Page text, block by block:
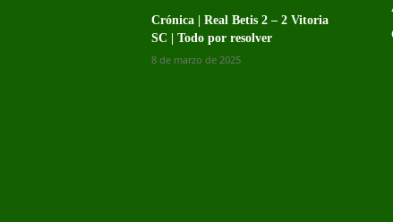
Crónica | Real Betis 2 – 2 Vitoria
SC | Todo por resolver
8 de marzo de 2025